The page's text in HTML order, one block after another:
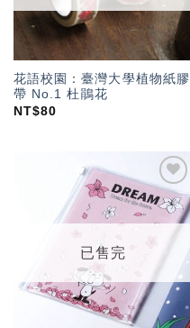
花語校園：臺灣大學植物紙膠
帶 No.1 杜鵑花
NT$80
加入
「願
望輕
已售完